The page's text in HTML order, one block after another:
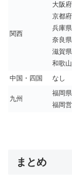
関西
大阪府
京都府
兵庫県
奈良県
滋賀県
和歌
中国・四国
なし
九州
福岡県
福岡
まとめ